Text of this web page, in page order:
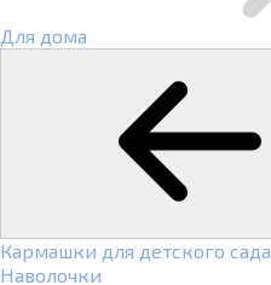
Для дома
Кармашки для детского сада
Наволочки